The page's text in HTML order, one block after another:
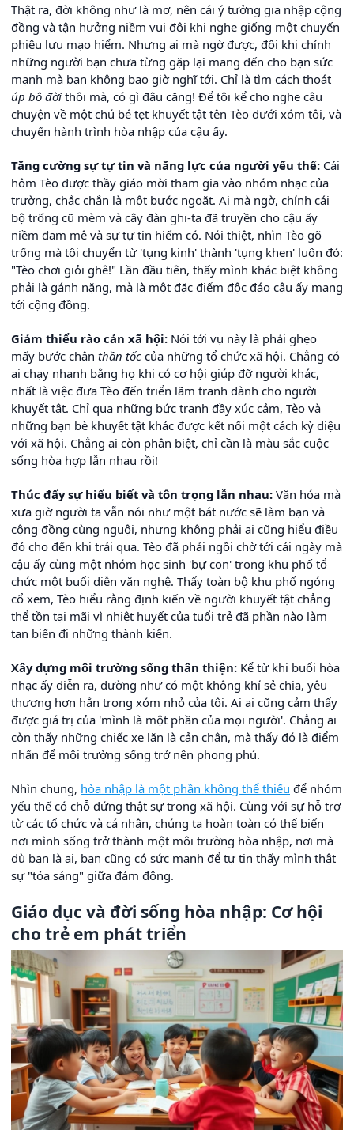
Thật ra, đời không như là mơ, nên cái ý tưởng gia nhập cộng
đồng và tận hưởng niềm vui đôi khi nghe giống một chuyến
phiêu lưu mạo hiểm. Nhưng ai mà ngờ được, đôi khi chính
những người bạn chưa từng gặp lại mang đến cho bạn sức
mạnh mà bạn không bao giờ nghĩ tới. Chỉ là tìm cách thoát
úp bô đời thôi mà, có gì đâu căng! Để tôi kể cho nghe câu
chuyện về một chú bé tẹt khuyết tật tên Tèo dưới xóm tôi, và
chuyến hành trình hòa nhập của cậu ấy.
Tăng cường sự tự tin và năng lực của người yếu thế: Cái
hôm Tèo được thầy giáo mời tham gia vào nhóm nhạc của
trường, chắc chắn là một bước ngoặt. Ai mà ngờ, chính cái
bộ trống cũ mèm và cây đàn ghi-ta đã truyền cho cậu ấy
niềm đam mê và sự tự tin hiếm có. Nói thiệt, nhìn Tèo gõ
trống mà tôi chuyển từ 'tụng kinh' thành 'tụng khen' luôn đó:
"Tèo chơi giỏi ghê!" Lần đầu tiên, thấy mình khác biệt không
phải là gánh nặng, mà là một đặc điểm độc đáo cậu ấy mang
tới cộng đồng.
Giảm thiểu rào cản xã hội: Nói tới vụ này là phải ghẹo
mấy bước chân thần tốc của những tổ chức xã hội. Chẳng có
ai chạy nhanh bằng họ khi có cơ hội giúp đỡ người khác,
nhất là việc đưa Tèo đến triển lãm tranh dành cho người
khuyết tật. Chỉ qua những bức tranh đầy xúc cảm, Tèo và
những bạn bè khuyết tật khác được kết nối một cách kỳ diệu
với xã hội. Chẳng ai còn phân biệt, chỉ cần là màu sắc cuộc
sống hòa hợp lẫn nhau rồi!
Thúc đẩy sự hiểu biết và tôn trọng lẫn nhau: Văn hóa mà
xưa giờ người ta vẫn nói như một bát nước sẽ làm bạn và
cộng đồng cùng nguội, nhưng không phải ai cũng hiểu điều
đó cho đến khi trải qua. Tèo đã phải ngồi chờ tới cái ngày mà
cậu ấy cùng một nhóm học sinh 'bự con' trong khu phố tổ
chức một buổi diễn văn nghệ. Thấy toàn bộ khu phố ngóng
cổ xem, Tèo hiểu rằng định kiến về người khuyết tật chẳng
thể tồn tại mãi vì nhiệt huyết của tuổi trẻ đã phần nào làm
tan biến đi những thành kiến.
Xây dựng môi trường sống thân thiện: Kể từ khi buổi hòa
nhạc ấy diễn ra, dường như có một không khí sẻ chia, yêu
thương hơn hẳn trong xóm nhỏ của tôi. Ai ai cũng cảm thấy
được giá trị của 'mình là một phần của mọi người'. Chẳng ai
còn thấy những chiếc xe lăn là cản chân, mà thấy đó là điểm
nhấn để môi trường sống trở nên phong phú.
Nhìn chung, hòa nhập là một phần không thể thiếu để nhóm
yếu thế có chỗ đứng thật sự trong xã hội. Cùng với sự hỗ trợ
từ các tổ chức và cá nhân, chúng ta hoàn toàn có thể biến
nơi mình sống trở thành một môi trường hòa nhập, nơi mà
dù bạn là ai, bạn cũng có sức mạnh để tự tin thấy mình thật
sự "tỏa sáng" giữa đám đông.
Giáo dục và đời sống hòa nhập: Cơ hội
cho trẻ em phát triển